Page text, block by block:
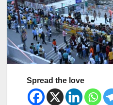
Spread the love